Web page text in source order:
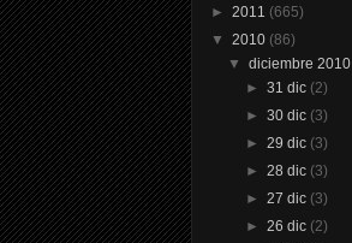
► 2011 (665)
▼ 2010 (86)
▼diciembre 2010
► 31 dic (2)
► 30 dic (3)
► 29 dic (3)
► 28 dic (3)
► 27 dic (3)
► 26 dic (2)